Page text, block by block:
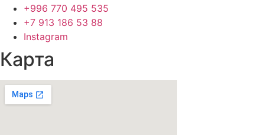
+996 770 495 535
+7 913 186 53 88
Instagram
Карта